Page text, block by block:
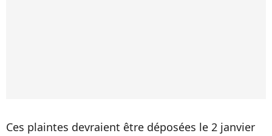
Ces plaintes devraient être déposées le 2 janvier